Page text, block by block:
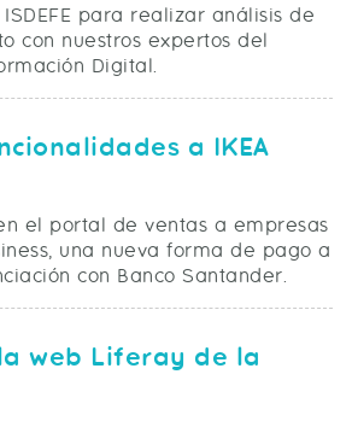
para realizar análisis de
con nuestros expertos del
Digital.
a IKEA
el portal de ventas a empresas
una nueva forma de pago a
con Banco Santander.
web Liferay de la